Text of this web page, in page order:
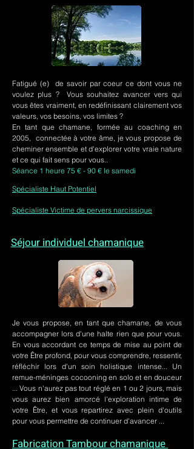
Fatigué (e) de savoir par coeur ce dont vous ne
voulez plus ? Vous souhaitez avancer vers qui
vous êtes vraiment, en redéfinissant clairement vos
valeurs, vos besoins, vos limites ?
En tant que chamane, formée au coaching en
2005, connectée à votre âme, je vous propose de
cheminer ensemble et d'explorer votre vraie nature
et ce qui fait sens pour vous..
Séance 1 heure 75 € - 90 € le samedi
Spécialiste Haut Potentiel
Spécialiste Victime de pervers narcissique
Séjour individuel chamanique
Je vous propose, en tant que chamane, de vous
accompagner lors d'une halte rien que pour vous.
En vous accordant ce temps de mise au point de
votre Être profond, pour vous comprendre, ressentir,
réfléchir lors d'un soin holistique intense... Un
remue-méninges cocooning en solo et en douceur
... Vous n'aurez pas tout réglé en 1 ou 2 jours, mais
vous aurez bien amorcé l'exploration intime de
votre Être, et vous repartirez avec plein d'outils
pour vous permettre de continuer d'avancer ...
Fabrication Tambour chamanique